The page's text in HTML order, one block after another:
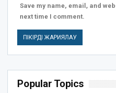
Save my name, email, and
next time I comment.
Popular Topics